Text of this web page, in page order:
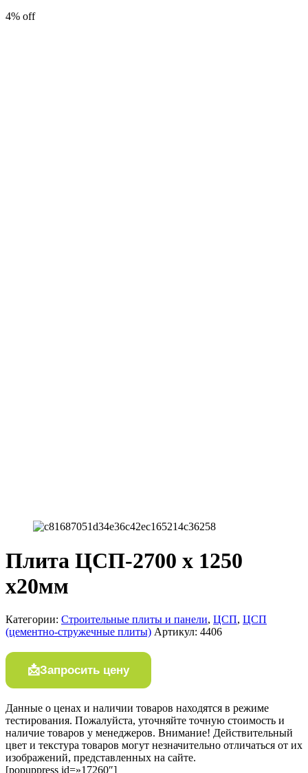
4% off
Плита ЦСП-2700 х 1250
х20мм
Категории: Строительные плиты и панели, ЦСП, ЦСП
(цементно-стружечные плиты) Артикул: 4406
Запросить цену
Данные о ценах и наличии товаров находятся в режиме
тестирования. Пожалуйста, уточняйте точную стоимость и
наличие товаров у менеджеров. Внимание! Действительный
цвет и текстура товаров могут незначительно отличаться от их
изображений, представленных на сайте.
[popuppress id=»17260″]